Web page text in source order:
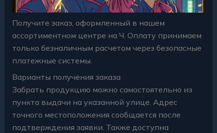
Получите заказ, оформленный в нашем
ассортиментном центре на Ч. Оплату принимаем
только безналичным расчетом через безопасные
платежные системы.
Варианты получения заказа
Забрать продукцию можно самостоятельно из
пункта выдачи на указанной улице. Адрес
точного местоположения сообщается после
подтверждения заявки. Также доступна